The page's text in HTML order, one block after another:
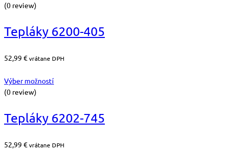
(0 review)
Tepláky 6200-405
52,99 €vrátane DPH
Výber možností
(0 review)
Tepláky 6202-745
52,99 €vrátane DPH